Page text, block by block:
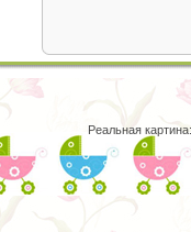
Реальная картина: